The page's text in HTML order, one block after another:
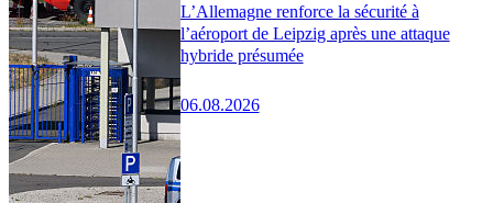
L’Allemagne renforce la sécurité à
l’aéroport de Leipzig après une attaque
hybride présumée
06.08.2026